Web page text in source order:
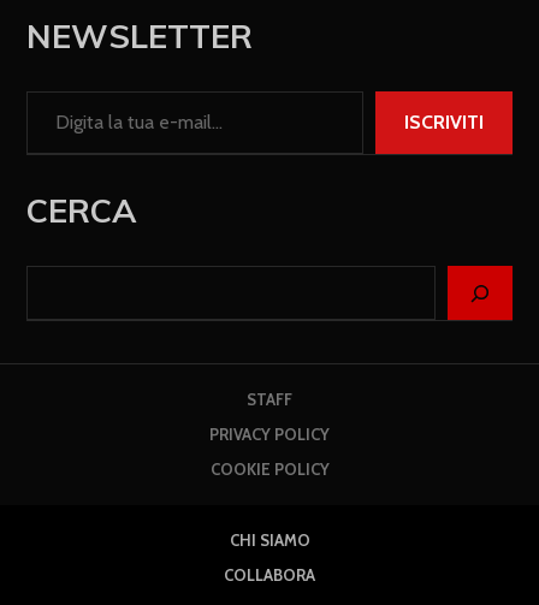
NEWSLETTER
ISCRIVITI
CERCA
STAFF
PRIVACY POLICY
COOKIE POLICY
CHI SIAMO
COLLABORA